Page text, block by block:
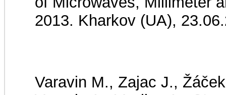
2013. Kharkov (UA),
Varavin M., Zajac J.,